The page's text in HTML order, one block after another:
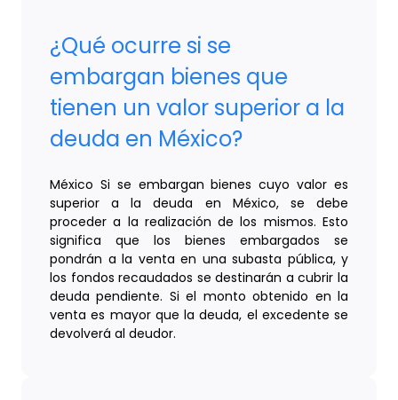
¿Qué ocurre si se
embargan bienes que
tienen un valor superior a la
deuda en México?
México Si se embargan bienes cuyo valor es
superior a la deuda en México, se debe
proceder a la realización de los mismos. Esto
significa que los bienes embargados se
pondrán a la venta en una subasta pública, y
los fondos recaudados se destinarán a cubrir la
deuda pendiente. Si el monto obtenido en la
venta es mayor que la deuda, el excedente se
devolverá al deudor.